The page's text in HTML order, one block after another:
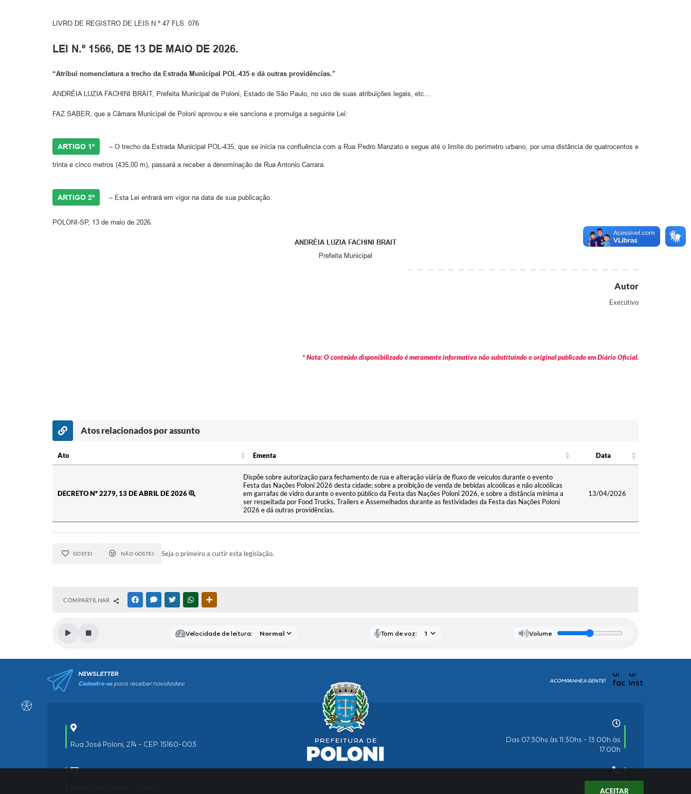
ACEITAR
LIVRO DE REGISTRO DE LEIS N.º 47 FLS. 076
LEI N.º 1566, DE 13 DE MAIO DE 2026.
“Atribui nomenclatura a trecho da Estrada Municipal POL-435 e dá outras providências.”
ANDRÉIA LUZIA FACHINI BRAIT, Prefeita Municipal de Poloni, Estado de São Paulo, no uso de suas atribuições legais, etc...
FAZ SABER, que a Câmara Municipal de Poloni aprovou e ele sanciona e promulga a seguinte Lei:
ARTIGO 1º – O trecho da Estrada Municipal POL-435, que se inicia na confluência com a Rua Pedro Manzato e segue até o limite do perímetro urbano, por uma distância de quatrocentos e
trinta e cinco metros (435,00 m), passará a receber a denominação de Rua Antonio Carrara.
ARTIGO 2º – Esta Lei entrará em vigor na data de sua publicação.
POLONI-SP, 13 de maio de 2026.
ANDRÉIA LUZIA FACHINI BRAIT
Prefeita Municipal
Autor
Executivo
* Nota: O conteúdo disponibilizado é meramente informativo não substituindo o original publicado em Diário Oficial.
Atos relacionados por assunto
Ato Ementa
Data
DECRETO Nº 2279, 13 DE ABRIL DE 2026
Dispõe sobre autorização para fechamento de rua e alteração viária de fluxo de veículos durante o evento
Festa das Nações Poloni 2026 desta cidade; sobre a proibição de venda de bebidas alcoólicas e não alcoólicas
em garrafas de vidro durante o evento público da Festa das Nações Poloni 2026, e sobre a distância mínima a
ser respeitada por Food Trucks, Trailers e Assemelhados durante as festividades da Festa das Nações Poloni
2026 e dá outras providências.
13/04/2026
GOSTEI NÃO GOSTEI Seja o primeiro a curtir esta legislação.
COMPARTILHAR FACEBOOKMESSENGER
TWITTERWHATSAPP
Velocidade de leitura: Tom de voz: Volume
NEWSLETTER
Cadastre-separa receber novidades! ACOMPANHE A GENTE!
Rua José Poloni, 274 - CEP: 15160-003
Das 07:30hs às 11:30hs - 13:00h às
17:00h
(17) 3819-9900